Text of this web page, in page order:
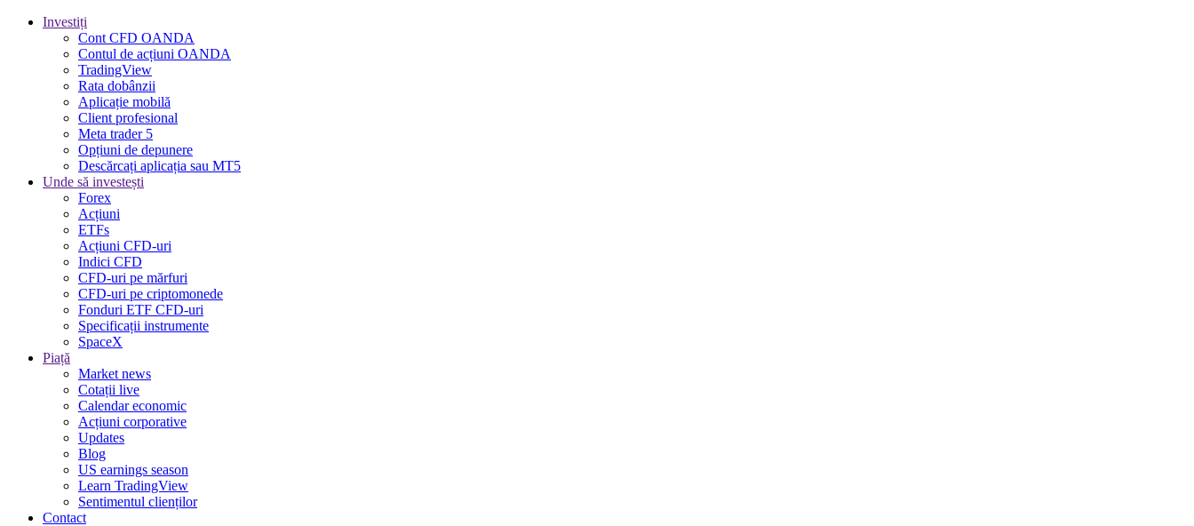
Investiți
Cont CFD OANDA
Contul de acțiuni OANDA
TradingView
Rata dobânzii
Aplicație mobilă
Client profesional
Meta trader 5
Opțiuni de depunere
Descărcați aplicația sau MT5
Unde să investești
Forex
Acțiuni
ETFs
Acțiuni CFD-uri
Indici CFD
CFD-uri pe mărfuri
CFD-uri pe criptomonede
Fonduri ETF CFD-uri
Specificații instrumente
SpaceX
Piață
Market news
Cotații live
Calendar economic
Acțiuni corporative
Updates
Blog
US earnings season
Learn TradingView
Sentimentul clienților
Contact